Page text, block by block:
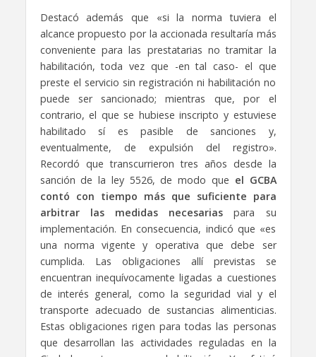
Destacó además que «si la norma tuviera el
alcance propuesto por la accionada resultaría más
conveniente para las prestatarias no tramitar la
habilitación, toda vez que -en tal caso- el que
preste el servicio sin registración ni habilitación no
puede ser sancionado; mientras que, por el
contrario, el que se hubiese inscripto y estuviese
habilitado sí es pasible de sanciones y,
eventualmente, de expulsión del registro».
Recordó que transcurrieron tres años desde la
sanción de la ley 5526, de modo que el GCBA
contó con tiempo más que suficiente para
arbitrar las medidas necesarias para su
implementación. En consecuencia, indicó que «es
una norma vigente y operativa que debe ser
cumplida. Las obligaciones allí previstas se
encuentran inequívocamente ligadas a cuestiones
de interés general, como la seguridad vial y el
transporte adecuado de sustancias alimenticias.
Estas obligaciones rigen para todas las personas
que desarrollan las actividades reguladas en la